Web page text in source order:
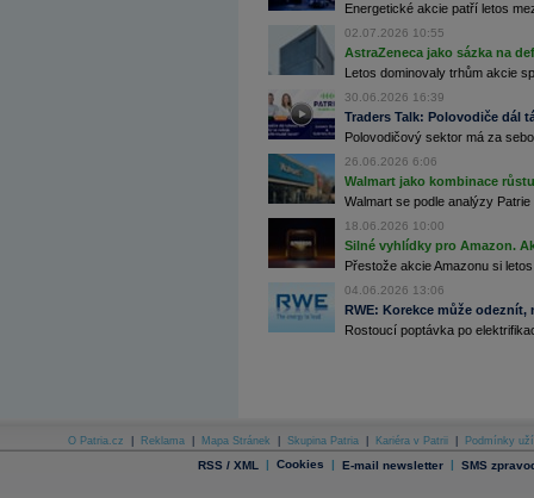
Databanka - Ceny
Energetické akcie patří letos
02.07.2026 10:55
AstraZeneca jako sázka na
Letos dominovaly trhům akcie
30.06.2026 16:39
Traders Talk: Polovodiče dál
Polovodičový sektor má za
26.06.2026 6:06
Walmart jako kombinace
Walmart se podle analýzy
18.06.2026 10:00
Silné vyhlídky pro Amazon.
Přestože akcie Amazonu si
04.06.2026 13:06
RWE: Korekce může
Rostoucí poptávka po
O Patria.cz Reklama Mapa Stránek Skupina Patria Kariéra v Patrii Podmínky
RSS / XML | Cookies | E-mail newsletter | SMS